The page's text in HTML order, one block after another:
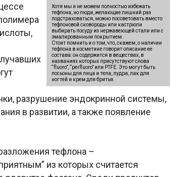
Хотя мы и не можем полностью избежать
тефлона, но люди, желающие лишний раз
подстраховаться, можно посоветовать вместо
тефлоновой сковороды или кастрюли
выбирать посуду из нержавеющей стали или с
эмалированным покрытием.
Стоит помнить и о том, что, скажем, о наличии
тефлона в косметике говорит описание ее
состава: он содержится в веществах, в
названиях которых присутствуют слова
“fluoro”, “perfluoro” или PTFE. Это могут быть
лосьоны для лица и тела, пудра, лак для
ногтей и крем для бритья.
разрушение эндокринной системы,
в развитии, а также появление
тефлона –
из которых считается